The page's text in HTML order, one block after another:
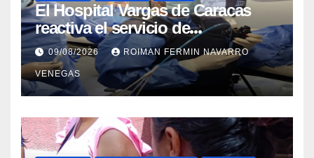
El Hospital Vargas de Caracas
reactiva el servicio de
Colangiopancreatografía
Retrógrada Endoscópica para
beneficiar a cientos de pacientes
09/08/2026 ROIMAN FERMIN NAVARRO
VENEGAS